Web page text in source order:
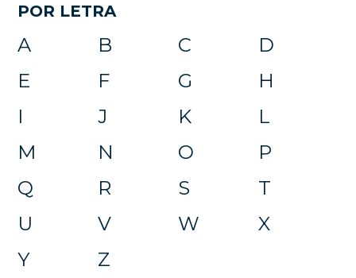
POR LETRA
A B C
D
E
F G
H
I
J K
L
M
N O
P
Q
R S
T
U
V W
X
Y
Z